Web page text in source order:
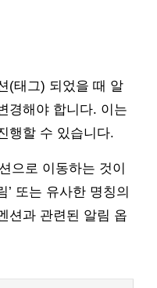
(태그) 되었을 때 알
경해야 합니다. 이는
행할 수 있습니다.
으로 이동하는 것이
’ 또는 유사한 명칭의
션과 관련된 알림 옵